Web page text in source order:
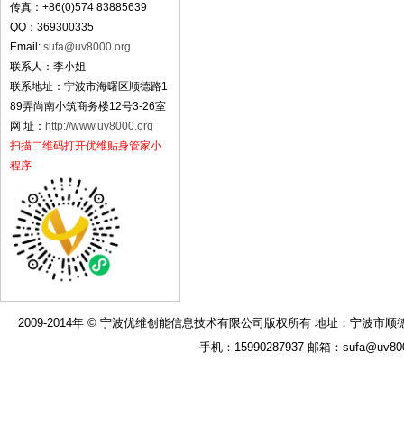
传真：+86(0)574 83885639
QQ：369300335
Email: sufa@uv8000.org
联系人：李小姐
联系地址：宁波市海曙区顺德路1
89弄尚南小筑商务楼12号3-26室
网 址： http://www.uv8000.org
扫描二维码打开优维贴身管家小
程序
2009-2014年 © 宁波优维创能信息技术有限公司版权所有 地址：宁波市顺
手机：15990287937 邮箱：